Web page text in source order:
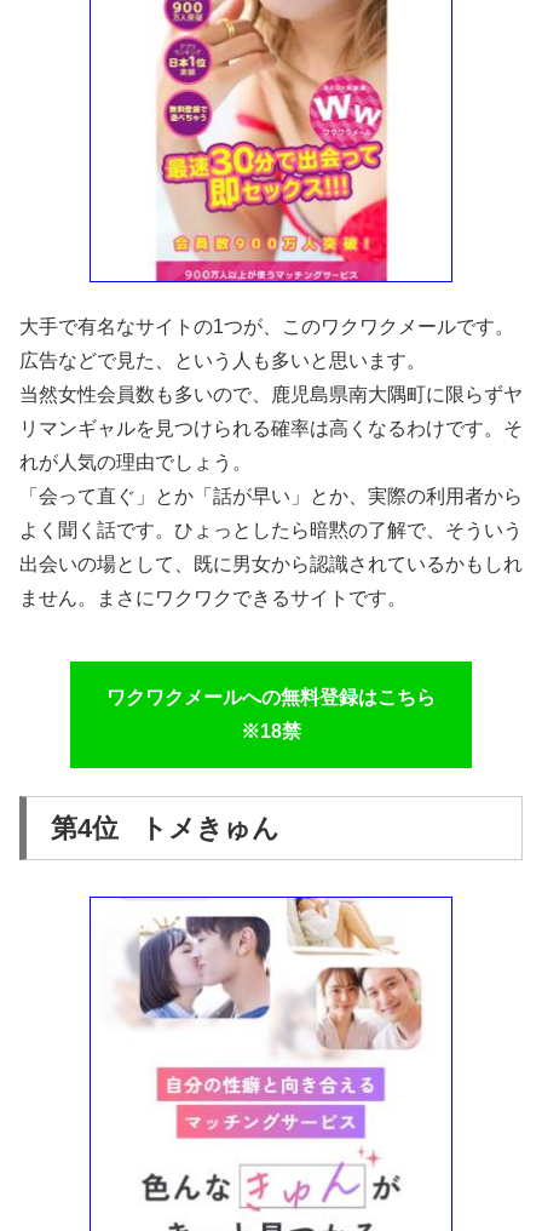
大手で有名なサイトの1つが、このワクワクメールです。
広告などで見た、という人も多いと思います。
当然女性会員数も多いので、鹿児島県南大隅町に限らずヤ
リマンギャルを見つけられる確率は高くなるわけです。そ
れが人気の理由でしょう。
「会って直ぐ」とか「話が早い」とか、実際の利用者から
よく聞く話です。ひょっとしたら暗黙の了解で、そういう
出会いの場として、既に男女から認識されているかもしれ
ません。まさにワクワクできるサイトです。
ワクワクメールへの無料登録はこちら
※18禁
第4位 トメきゅん